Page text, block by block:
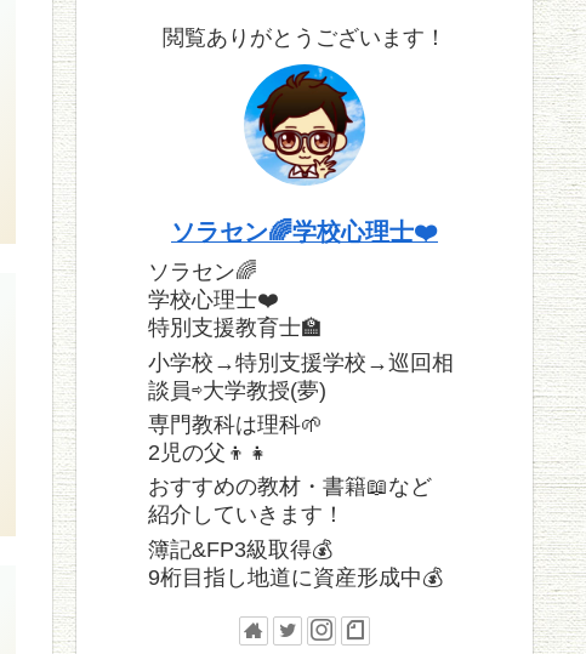
閲覧ありがとうございます！
ソラセン🌈学校心理士❤️
ソラセン🌈
学校心理士❤️
特別支援教育士🏫
小学校→特別支援学校→巡回相
談員⇨大学教授(夢)
専門教科は理科🌱
2児の父👦👧
おすすめの教材・書籍📖など
紹介していきます！
簿記&FP3級取得💰
9桁目指し地道に資産形成中💰